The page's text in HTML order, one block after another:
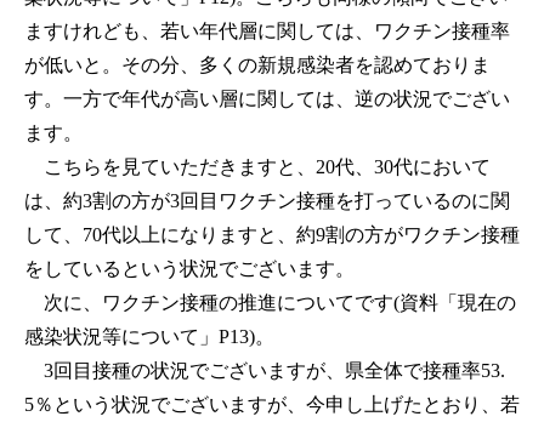
ますけれども、若い年代層に関しては、ワクチン接種率
が低いと。その分、多くの新規感染者を認めておりま
す。一方で年代が高い層に関しては、逆の状況でござい
ます。
こちらを見ていただきますと、20代、30代において
は、約3割の方が3回目ワクチン接種を打っているのに関
して、70代以上になりますと、約9割の方がワクチン接種
をしているという状況でございます。
次に、ワクチン接種の推進についてです(資料「現在の
感染状況等について」P13)。
3回目接種の状況でございますが、県全体で接種率53.
5％という状況でございますが、今申し上げたとおり、若